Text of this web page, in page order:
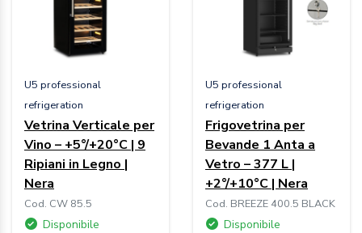
U5 professional
refrigeration
Vetrina Verticale per
Vino – +5°/+20°C | 9
Ripiani in Legno |
Nera
Cod. CW 85.5
Disponibile
U5 professional
refrigeration
Frigovetrina per
Bevande 1 Anta a
Vetro – 377 L |
+2°/+10°C | Nera
Cod. BREEZE 400.5 BLACK
Disponibile